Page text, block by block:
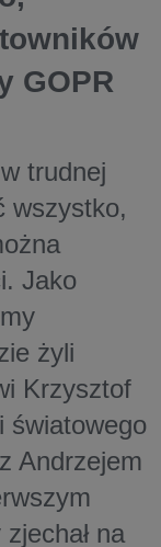
GOPR
trudnej
wszystko,
Jako
żyli
Krzysztof
światowego
Andrzejem
na